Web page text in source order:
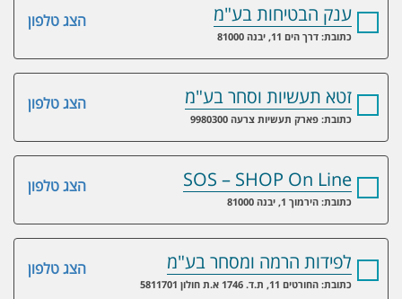
הצג טלפון ענק הבטיחות בע"מ
כתובת: דרך הים 11, יבנה 81000
הצג טלפון זטא תעשיות וסחר בע"מ
כתובת: פארק תעשיות צרעה 9980300
הצג טלפון SOS – SHOP On Line
כתובת: הירמוך 1, יבנה 81000
הצג טלפון לפידות הרמה ומסחר בע"מ
כתובת: החורטים 11, ת.ד. 1746 א.ת חולון 5811701